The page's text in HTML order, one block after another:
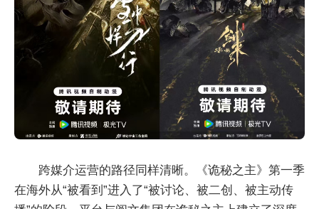
跨媒介运营的路径同样清晰。《诡秘之主》第一季
在海外从“被看到”进入了“被讨论、被二创、被主动传